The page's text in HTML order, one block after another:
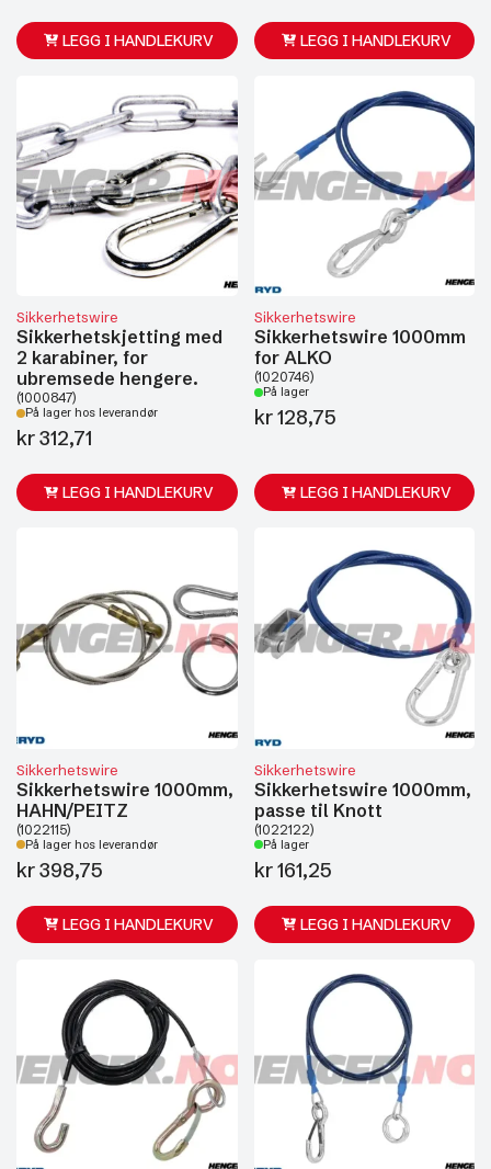
LEGG I HANDLEKURV LEGG I HANDLEKURV
Sikkerhetswire
Sikkerhetskjetting med
2 karabiner, for
ubremsede hengere.
(1000847)
På lager hos leverandør
kr312,71
LEGG I HANDLEKURV
Sikkerhetswire
Sikkerhetswire 1000mm
for ALKO
(1020746)
På lager
kr128,75
LEGG I HANDLEKURV
Sikkerhetswire
Sikkerhetswire 1000mm,
HAHN/PEITZ
(1022115)
På lager hos leverandør
kr398,75
LEGG I HANDLEKURV
Sikkerhetswire
Sikkerhetswire 1000mm,
passe til Knott
(1022122)
På lager
kr161,25
LEGG I HANDLEKURV